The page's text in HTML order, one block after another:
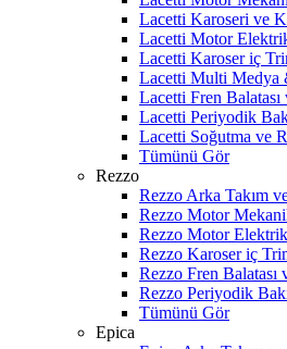
Lacetti Karoseri ve
Lacetti Motor
Lacetti Karoser iç
Lacetti Multi Medya
Lacetti Fren
Lacetti Periyodik
Lacetti Soğutma ve
Tümünü Gör
Rezzo
Rezzo Arka Takım
Rezzo Motor
Rezzo Motor Elektrik
Rezzo Karoser iç
Rezzo Fren Balatası
Rezzo Periyodik
Tümünü Gör
Epica